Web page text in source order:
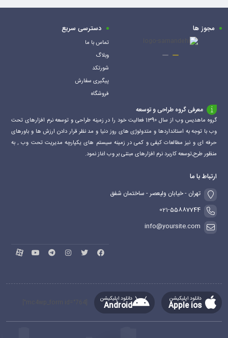
به
مجوز ها دسترسی سریع
تماس با ما
وبلاگ
شورتکد
پیگیری سفارش
فروشگاه
معرفی گروه طراحی و توسعه
گروه ماهدیس وب از سال 1390 فعالیت خود را در زمینه طراحی و توسعه نرم افزارهای تحت
وب با توجه به استانداردها و متدولوژی های روز دنیا و مد نظر قرار دادن ارزش ها و باورهای
حرفه ای و نیز مطالعات کیفی و کمی در زمینه سیستم های یکپارچه مدیریت تحت وب , به
منظور طرح,توسعه کاربرد نرم افزارهای مبتنی بر وب اغاز نمود.
ارتباط با ما
تهران - خیابان ولیعصر - ساختمان شفق
021-55887744
info@yoursite.com
دانلود اپلیکیشن
Apple ios
دانلود اپلیکیشن
Android